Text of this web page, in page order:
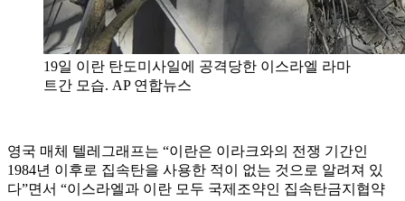
19일 이란 탄도미사일에 공격당한 이스라엘 라마
트간 모습. AP 연합뉴스
영국 매체 텔레그래프는 “이란은 이라크와의 전쟁 기간인
1984년 이후로 집속탄을 사용한 적이 없는 것으로 알려져 있
다”면서 “이스라엘과 이란 모두 국제조약인 집속탄금지협약